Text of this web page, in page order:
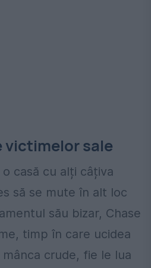
victimelor sale
casă cu alți câțiva
să se mute în alt loc
său bizar, Chase
timp în care ucidea
crude, fie le lua